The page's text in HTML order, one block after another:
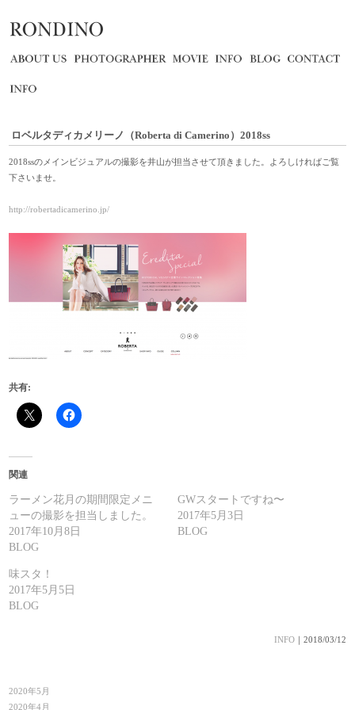
ロベルタディカメリーノ（Roberta di Camerino）2018ss
2018ssのメインビジュアルの撮影を井山が担当させて頂きました。よろしければご覧
下さいませ。
http://robertadicamerino.jp/
共有:
関連
ラーメン花月の期間限定メニ
ューの撮影を担当しました。
2017年10月8日
BLOG
GWスタートですね〜
2017年5月3日
BLOG
味スタ！
2017年5月5日
BLOG
INFO｜2018/03/12
2020年5月
2020年4月